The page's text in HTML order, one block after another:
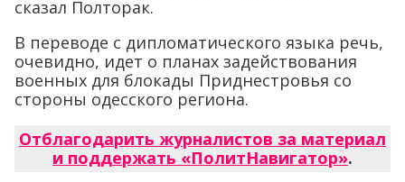
сказал Полторак.
В переводе с дипломатического языка речь,
очевидно, идет о планах задействования
военных для блокады Приднестровья со
стороны одесского региона.
Отблагодарить журналистов за материал
и поддержать «ПолитНавигатор».